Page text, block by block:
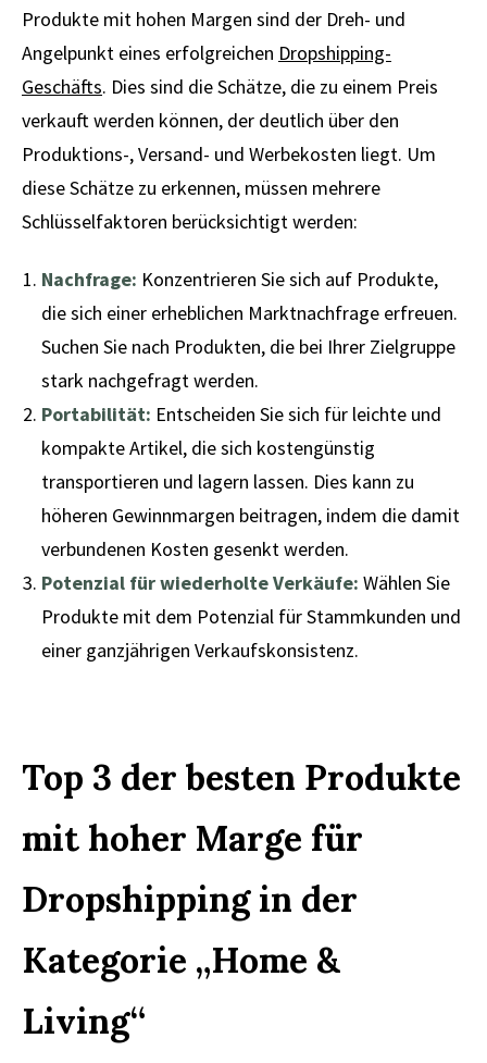
Produkte mit hohen Margen sind der Dreh- und
Angelpunkt eines erfolgreichen Dropshipping-
Geschäfts. Dies sind die Schätze, die zu einem Preis
verkauft werden können, der deutlich über den
Produktions-, Versand- und Werbekosten liegt. Um
diese Schätze zu erkennen, müssen mehrere
Schlüsselfaktoren berücksichtigt werden:
Nachfrage: Konzentrieren Sie sich auf Produkte,
die sich einer erheblichen Marktnachfrage erfreuen.
Suchen Sie nach Produkten, die bei Ihrer Zielgruppe
stark nachgefragt werden.
Portabilität: Entscheiden Sie sich für leichte und
kompakte Artikel, die sich kostengünstig
transportieren und lagern lassen. Dies kann zu
höheren Gewinnmargen beitragen, indem die damit
verbundenen Kosten gesenkt werden.
Potenzial für wiederholte Verkäufe: Wählen Sie
Produkte mit dem Potenzial für Stammkunden und
einer ganzjährigen Verkaufskonsistenz.
Top 3 der besten Produkte
mit hoher Marge für
Dropshipping in der
Kategorie „Home &
Living“